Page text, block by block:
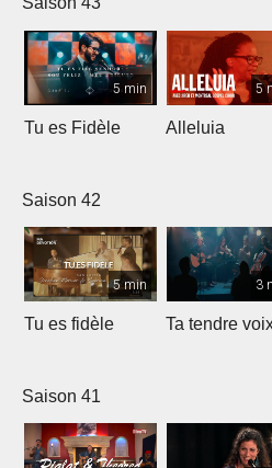
5 min
Tu es Fidèle
5
Alleluia
Saison 42
5 min
Tu es fidèle
3
Ta tendre
Saison 41